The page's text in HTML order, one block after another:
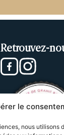
le
nous utilisons
Retrouvez-